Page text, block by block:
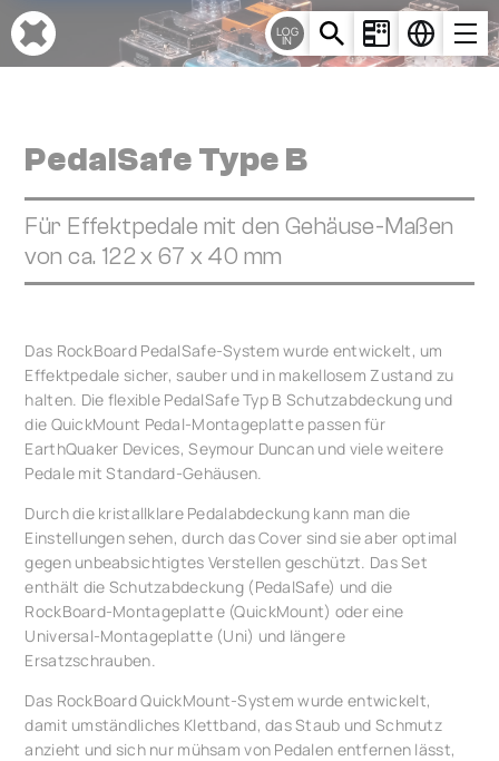
Cookie-Einstellungen
LOG
IN
PedalSafe Type B
Für Effektpedale mit den Gehäuse-Maßen
von ca. 122 x 67 x 40 mm
Das RockBoard PedalSafe-System wurde entwickelt, um
Effektpedale sicher, sauber und in makellosem Zustand zu
halten. Die flexible PedalSafe Typ B Schutzabdeckung und
die QuickMount Pedal-Montageplatte passen für
EarthQuaker Devices, Seymour Duncan und viele weitere
Pedale mit Standard-Gehäusen.
Durch die kristallklare Pedalabdeckung kann man die
Einstellungen sehen, durch das Cover sind sie aber optimal
gegen unbeabsichtigtes Verstellen geschützt. Das Set
enthält die Schutzabdeckung (PedalSafe) und die
RockBoard-Montageplatte (QuickMount) oder eine
Universal-Montageplatte (Uni) und längere
Ersatzschrauben.
Das RockBoard QuickMount-System wurde entwickelt,
damit umständliches Klettband, das Staub und Schmutz
anzieht und sich nur mühsam von Pedalen entfernen lässt,